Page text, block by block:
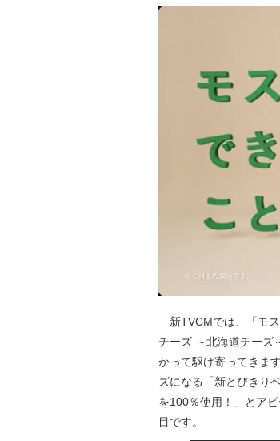
新TVCMでは、「モ
チーズ ～北海道チー
かって駆け寄ってきま
ズになる「新とびきり
を100％使用！」とア
目です。